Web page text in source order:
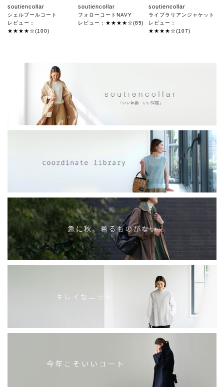
soutiencollar
シェルブールコート
レビュー：
★★★★☆(100)
soutiencollar
フォローコートNAVY
レビュー：★★★★☆(85)
soutiencollar
ライブラリアンジャケット
レビュー：
★★★★☆(107)